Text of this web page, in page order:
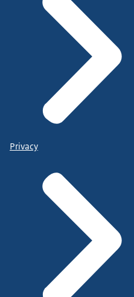
Privacy